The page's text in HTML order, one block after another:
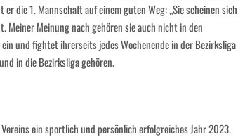
die 1. Mannschaft auf einem guten Weg: „Sie scheinen sich
Meiner Meinung nach gehören sie auch nicht in den
und fightet ihrerseits jedes Wochenende in der Bezirksliga
in die Bezirksliga gehören.
ein sportlich und persönlich erfolgreiches Jahr 2023.